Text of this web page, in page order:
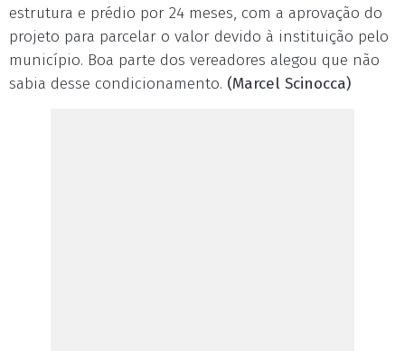
estrutura e prédio por 24 meses, com a aprovação do
projeto para parcelar o valor devido à instituição pelo
município. Boa parte dos vereadores alegou que não
sabia desse condicionamento. (Marcel Scinocca)